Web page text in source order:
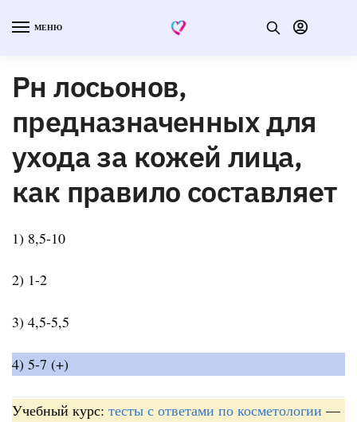
МЕНЮ
Рн лосьонов,
предназначенных для
ухода за кожей лица,
как правило составляет
1) 8,5-10
2) 1-2
3) 4,5-5,5
4) 5-7 (+)
Учебный курс: тесты с ответами по косметологии —